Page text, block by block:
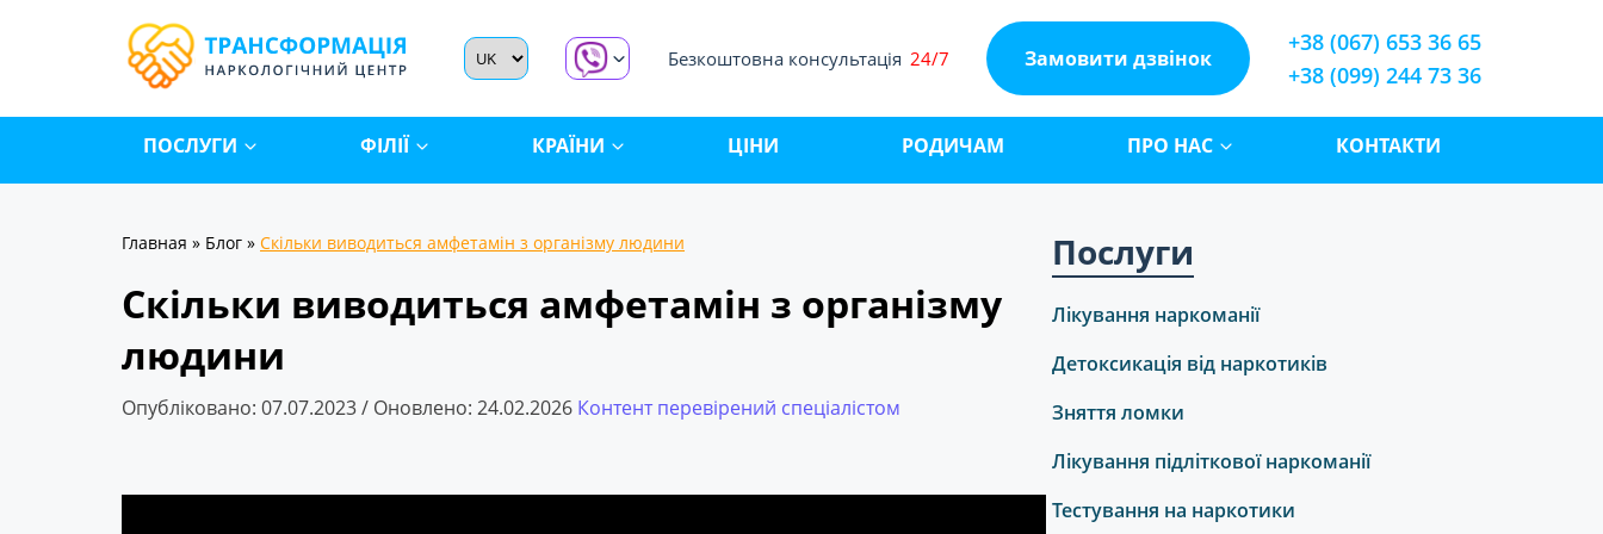
Безкоштовна консультація 24/7 Замовити дзвінок
+38 (067) 653 36 65
+38 (099) 244 73 36
ПОСЛУГИ ФІЛІЇ КРАЇНИ ЦІНИ РОДИЧАМ ПРО НАС КОНТАКТИ
Главная » Блог » Скільки виводиться амфетамін з організму людини
Скільки виводиться амфетамін з організму
людини
Опубліковано: 07.07.2023 / Оновлено: 24.02.2026 Контент перевірений спеціалістом
Послуги
Лікування наркоманії
Детоксикація від наркотиків
Зняття ломки
Лікування підліткової наркоманії
Тестування на наркотики